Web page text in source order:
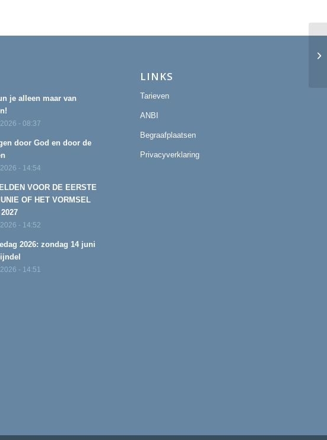
je alleen maar van
- 08:37
door God en door de
- 14:54
VOOR DE EERSTE
OF HET VORMSEL
- 14:52
2026: zondag 14 juni
- 14:51
LINKS
Tarieven
ANBI
Begraafplaatsen
Privacyverklaring